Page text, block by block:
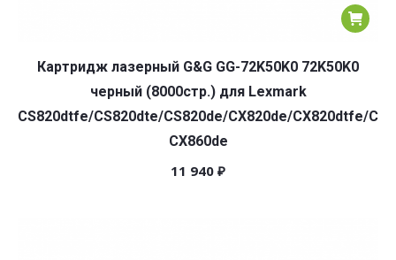
Картридж лазерный G&G GG-72K50K0 72K50K0
черный (8000стр.) для Lexmark
CS820dtfe/CS820dte/CS820de/CX820de/CX820dtfe/
CX860de
11 940 ₽